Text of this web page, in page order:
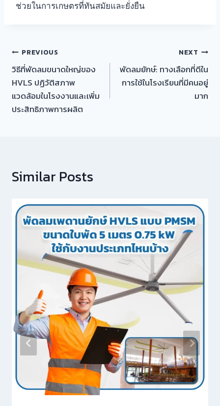
ช่วยในการเกษตรที่ทันสมัยและยั่งยืน
แนะแนว
เรื่อง
PREVIOUS
วิธีที่พัดลมขนาดใหญ่ของ
HVLS ปฏิวัติสภาพ
แวดล้อมในโรงงานและเพิ่ม
ประสิทธิภาพการผลิต
NEXT
พัดลมยักษ์: ทางเลือกที่ดีใน
การใช้ในโรงเรียนที่มีคนอยู่
มาก
Similar Posts